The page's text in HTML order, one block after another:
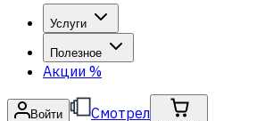
Услуги
Полезное
Акции %
Войти Смотрел